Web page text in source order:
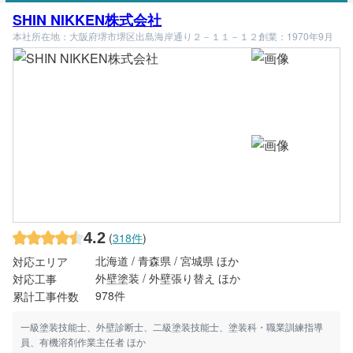
SHIN NIKKEN株式会社
本社所在地：大阪府堺市堺区出島海岸通り２－１１－１２創業：1970年9月
4.2 (318件)
対応エリア
北海道 / 青森県 / 宮城県 ほか
対応工事
外壁塗装 / 外壁張り替え ほか
累計工事件数
978件
一級塗装技能士、外壁診断士、二級塗装技能士、塗装科・職業訓練指導
員、有機溶剤作業主任者 ほか